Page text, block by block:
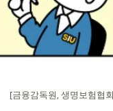
[금융감독원, 생명보험협